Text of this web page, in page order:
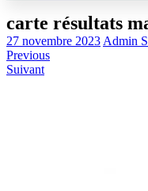
carte résultats
27 novembre 2023 Admin
Previous
Suivant